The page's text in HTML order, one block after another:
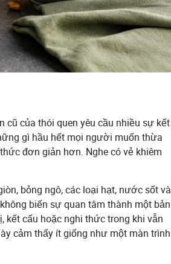
cũ của thói quen yêu cầu nhiều sự kết
gì hầu hết mọi người muốn thừa
đơn giản hơn. Nghe có vẻ khiêm
bỏng ngô, các loại hạt, nước sốt và
biến sự quan tâm thành một bản
cấu hoặc nghi thức trong khi vẫn
cảm thấy ít giống như một màn trình